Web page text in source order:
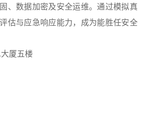
、数据加密及安全运维。通过模拟真
估与应急响应能力，成为能胜任安全
厦五楼